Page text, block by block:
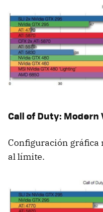
Call of Duty: Modern
Configuración gráfica
al límite.